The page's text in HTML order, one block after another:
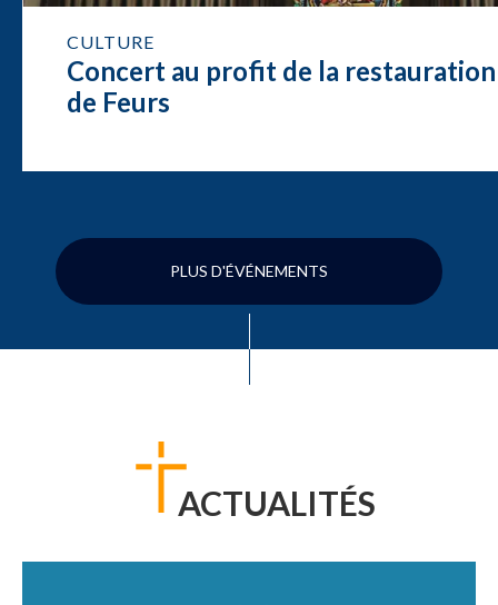
CULTURE
Concert au profit de la restauration
de Feurs
PLUS D'ÉVÉNEMENTS
ACTUALITÉS